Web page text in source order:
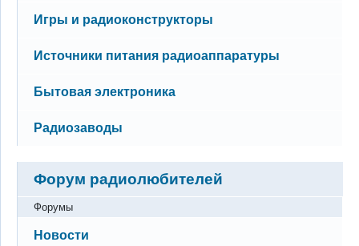
Нет новых сообщений
Игры и радиоконструкторы
Нет новых сообщений
Источники питания радиоаппаратуры
Нет новых сообщений
Бытовая электроника
Нет новых сообщений
Радиозаводы
Форум радиолюбителей
Форумы
Нет новых сообщений
Новости